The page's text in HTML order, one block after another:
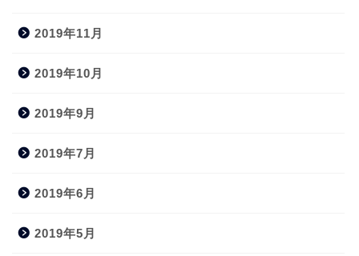
2019年11月
2019年10月
2019年9月
2019年7月
2019年6月
2019年5月